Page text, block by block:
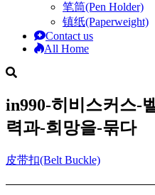
笔筒(Pen Holder)
镇纸(Paperweight)
Contact us
All Home
in990-히비스커스-
력과-희망을-묶다
皮带扣(Belt Buckle)